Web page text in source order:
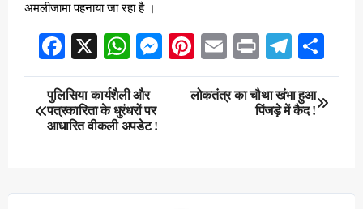
अमलीजामा पहनाया जा रहा है ।
Facebook
X WhatsApp
Messenger
Pinterest
EmailPrint
Post
navigation
पुलिसिया कार्यशैली और
पत्रकारिता के धुरंधरों पर
आधारित वीकली अपडेट !
लोकतंत्र का चौथा खंभा हुआ
पिंजड़े में कैद !